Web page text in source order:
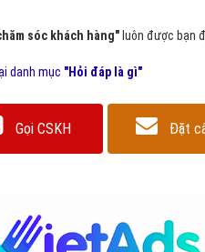
sóc khách hàng" luôn được bạn
danh mục "Hỏi đáp là gì"
Gọi CSKH Đặt